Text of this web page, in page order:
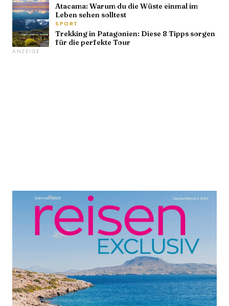
Atacama: Warum du die Wüste einmal im
Leben sehen solltest
SPORT
Trekking in Patagonien: Diese 8 Tipps sorgen
für die perfekte Tour
ANZEIGE